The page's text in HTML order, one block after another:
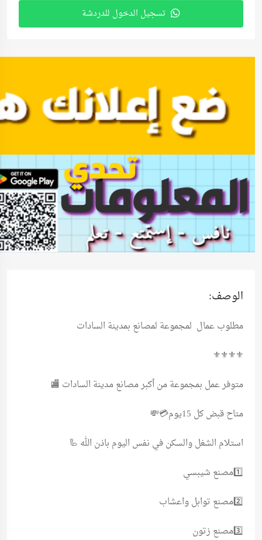
تسجيل الدخول للدردشة
الوصف:
مطلوب عمال لمجموعة لمصانع بمدينة السادات
⚜️⚜️⚜️⚜️
متوفر عمل بمجموعة من أكبر مصانع مدينة السادات 🏬
متاح قبض كل 15يوم💳💸
استلام الشغل والسكن في نفس اليوم باذن الله 🦾
1️⃣مصنع شيبسي
2️⃣مصنع توابل واعشاب
3️⃣مصنع زتون